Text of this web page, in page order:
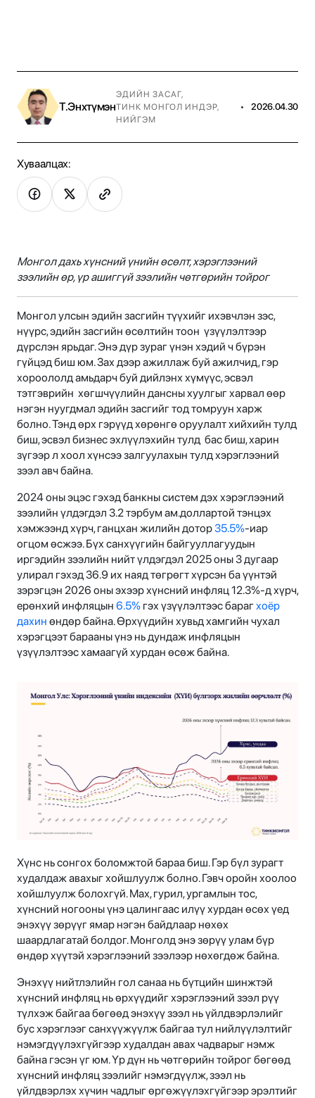
Т.Энхтүмэн
ЭДИЙН ЗАСАГ,
ТИНК МОНГОЛ ИНДЭР,
НИЙГЭМ
• 2026.04.30
Хуваалцах:
Монгол дахь хүнсний үнийн өсөлт, хэрэглээний
зээлийн өр, үр ашиггүй зээлийн чөтгөрийн тойрог
Монгол улсын эдийн засгийн түүхийг ихэвчлэн зэс,
нүүрс, эдийн засгийн өсөлтийн тоон үзүүлэлтээр
дүрслэн ярьдаг. Энэ дүр зураг үнэн хэдий ч бүрэн
гүйцэд биш юм. Зах дээр ажиллаж буй ажилчид, гэр
хороололд амьдарч буй дийлэнх хүмүүс, эсвэл
тэтгэврийн хөгшчүүлийн дансны хуулгыг харвал өөр
нэгэн нуугдмал эдийн засгийг тод томруун харж
болно. Тэнд өрх гэрүүд хөрөнгө оруулалт хийхийн тулд
биш, эсвэл бизнес эхлүүлэхийн тулд бас биш, харин
зүгээр л хоол хүнсээ залгуулахын тулд хэрэглээний
зээл авч байна.
2024 оны эцэс гэхэд банкны систем дэх хэрэглээний
зээлийн үлдэгдэл 3.2 тэрбум ам.доллартoй тэнцэх
хэмжээнд хүрч, ганцхан жилийн дотор35.5%-иар
огцом өсжээ. Бүх санхүүгийн байгууллагуудын
иргэдийн зээлийн нийт үлдэгдэл 2025 оны 3 дугаар
улирал гэхэд 36.9 их наяд төгрөгт хүрсэн ба үүнтэй
зэрэгцэн 2026 оны эхээр хүнсний инфляц 12.3%-д хүрч,
ерөнхий инфляцын 6.5% гэх үзүүлэлтээс барагхоёр
дахин өндөр байна. Өрхүүдийн хувьд хамгийн чухал
хэрэгцээт барааны үнэ нь дундаж инфляцын
үзүүлэлтээс хамаагүй хурдан өсөж байна.
Хүнс нь сонгох боломжтой бараа биш. Гэр бүл зурагт
худалдаж авахыг хойшлуулж болно. Гэвч оройн хоолоо
хойшлуулж болохгүй. Мах, гурил, ургамлын тос,
хүнсний ногооны үнэ цалингаас илүү хурдан өсөх үед
энэхүү зөрүүг ямар нэгэн байдлаар нөхөх
шаардлагатай болдог. Монголд энэ зөрүү улам бүр
өндөр хүүтэй хэрэглээний зээлээр нөхөгдөж байна.
Энэхүү нийтлэлийн гол санаа нь бүтцийн шинжтэй
хүнсний инфляц нь өрхүүдийг хэрэглээний зээл рүү
түлхэж байгаа бөгөөд энэхүү зээл нь үйлдвэрлэлийг
бус хэрэглээг санхүүжүүлж байгаа тул нийлүүлэлтийг
нэмэгдүүлэхгүйгээр худалдан авах чадварыг нэмж
байна гэсэн үг юм. Үр дүн нь чөтгөрийн тойрог бөгөөд
хүнсний инфляц зээлийг нэмэгдүүлж, зээл нь
үйлдвэрлэх хүчин чадлыг өргөжүүлэхгүйгээр эрэлтийг